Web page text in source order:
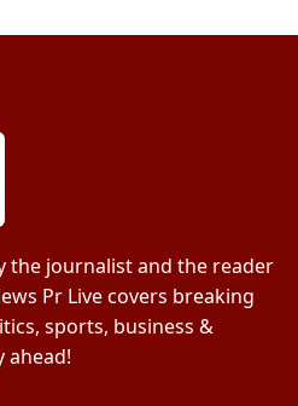
the journalist and the reader
Pr Live covers breaking
sports, business &
ahead!